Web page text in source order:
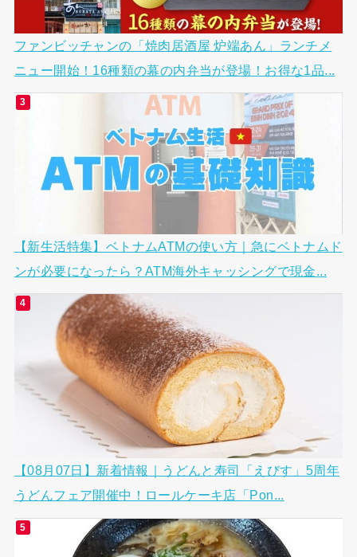
ファンビッチャンの「焼肉居酒屋 炉端あん」ランチメ
ニュー開始！16種類の幕の内弁当が登場！お得な1品...
【新生活特集】ベトナムATMの使い方｜急にベトナムド
ンが必要になったら？ATM海外キャッシングで現金...
【08月07日】新着情報｜うどんと寿司「えびす」5周年
うどんフェア開催中！ロールケーキ店「Pon...